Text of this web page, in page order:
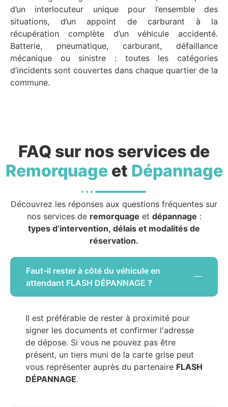
d’un interlocuteur unique pour l’ensemble des
situations, d’un appoint de carburant à la
récupération complète d’un véhicule accidenté.
Batterie, pneumatique, carburant, défaillance
mécanique ou sinistre : toutes les catégories
d’incidents sont couvertes dans chaque quartier de la
commune.
FAQ sur nos services de
Remorquageet Dépannage
Découvrez les réponses aux questions fréquentes sur
nos services de remorquage et dépannage :
types d’intervention, délais et modalités de
réservation.
Faut-il rester à côté du véhicule en
attendant FLASH DÉPANNAGE ?
Il est préférable de rester à proximité pour
signer les documents et confirmer l'adresse
de dépose. Si vous ne pouvez pas être
présent, un tiers muni de la carte grise peut
vous représenter auprès du partenaire FLASH
DÉPANNAGE.